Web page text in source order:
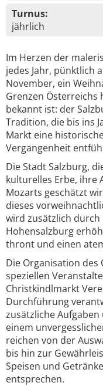
Turnus:
jährlich
Im Herzen der
jedes Jahr, pünktlich
November, ein
Grenzen Österreichs
bekannt ist: der
Tradition, die bis ins
Markt eine
Vergangenheit
Die Stadt Salzburg,
kulturelles Erbe, ihre
Mozarts geschätzt
dieses
wird zusätzlich durch
Hohensalzburg
thront und einen
Die Organisation
speziellen
Christkindlmarkt
Durchführung
zusätzliche
einem
reichen von der
bis hin zur
Speisen und
entsprechen.